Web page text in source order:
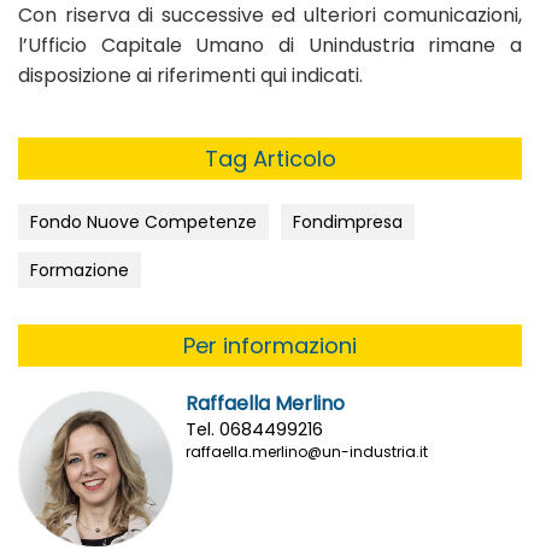
Con riserva di successive ed ulteriori comunicazioni,
l’Ufficio Capitale Umano di Unindustria rimane a
disposizione ai riferimenti qui indicati.
Tag Articolo
Fondo Nuove Competenze
Fondimpresa
Formazione
Per informazioni
Raffaella Merlino
Tel. 0684499216
raffaella.merlino@un-industria.it